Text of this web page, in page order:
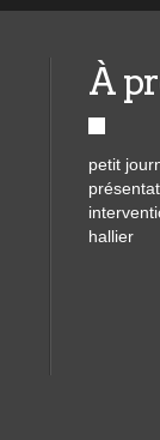
À
petit
hallier